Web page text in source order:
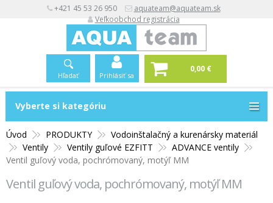
+421 45 53 26 950
aquateam@aquateam.sk
Veľkoobchod registrácia
Hľadať Prihlásiť sa
0,00 €
Vyberte si kategóriu
Úvod PRODUKTY
Vodoinštalačný a kurenársky materiál
Ventily
Ventily guľové EZFITT
ADVANCE ventily
Ventil guľový voda, pochrómovaný, motýľ MM
Ventil guľový voda, pochrómovaný, motýľ MM
Vyberte si kategóriu